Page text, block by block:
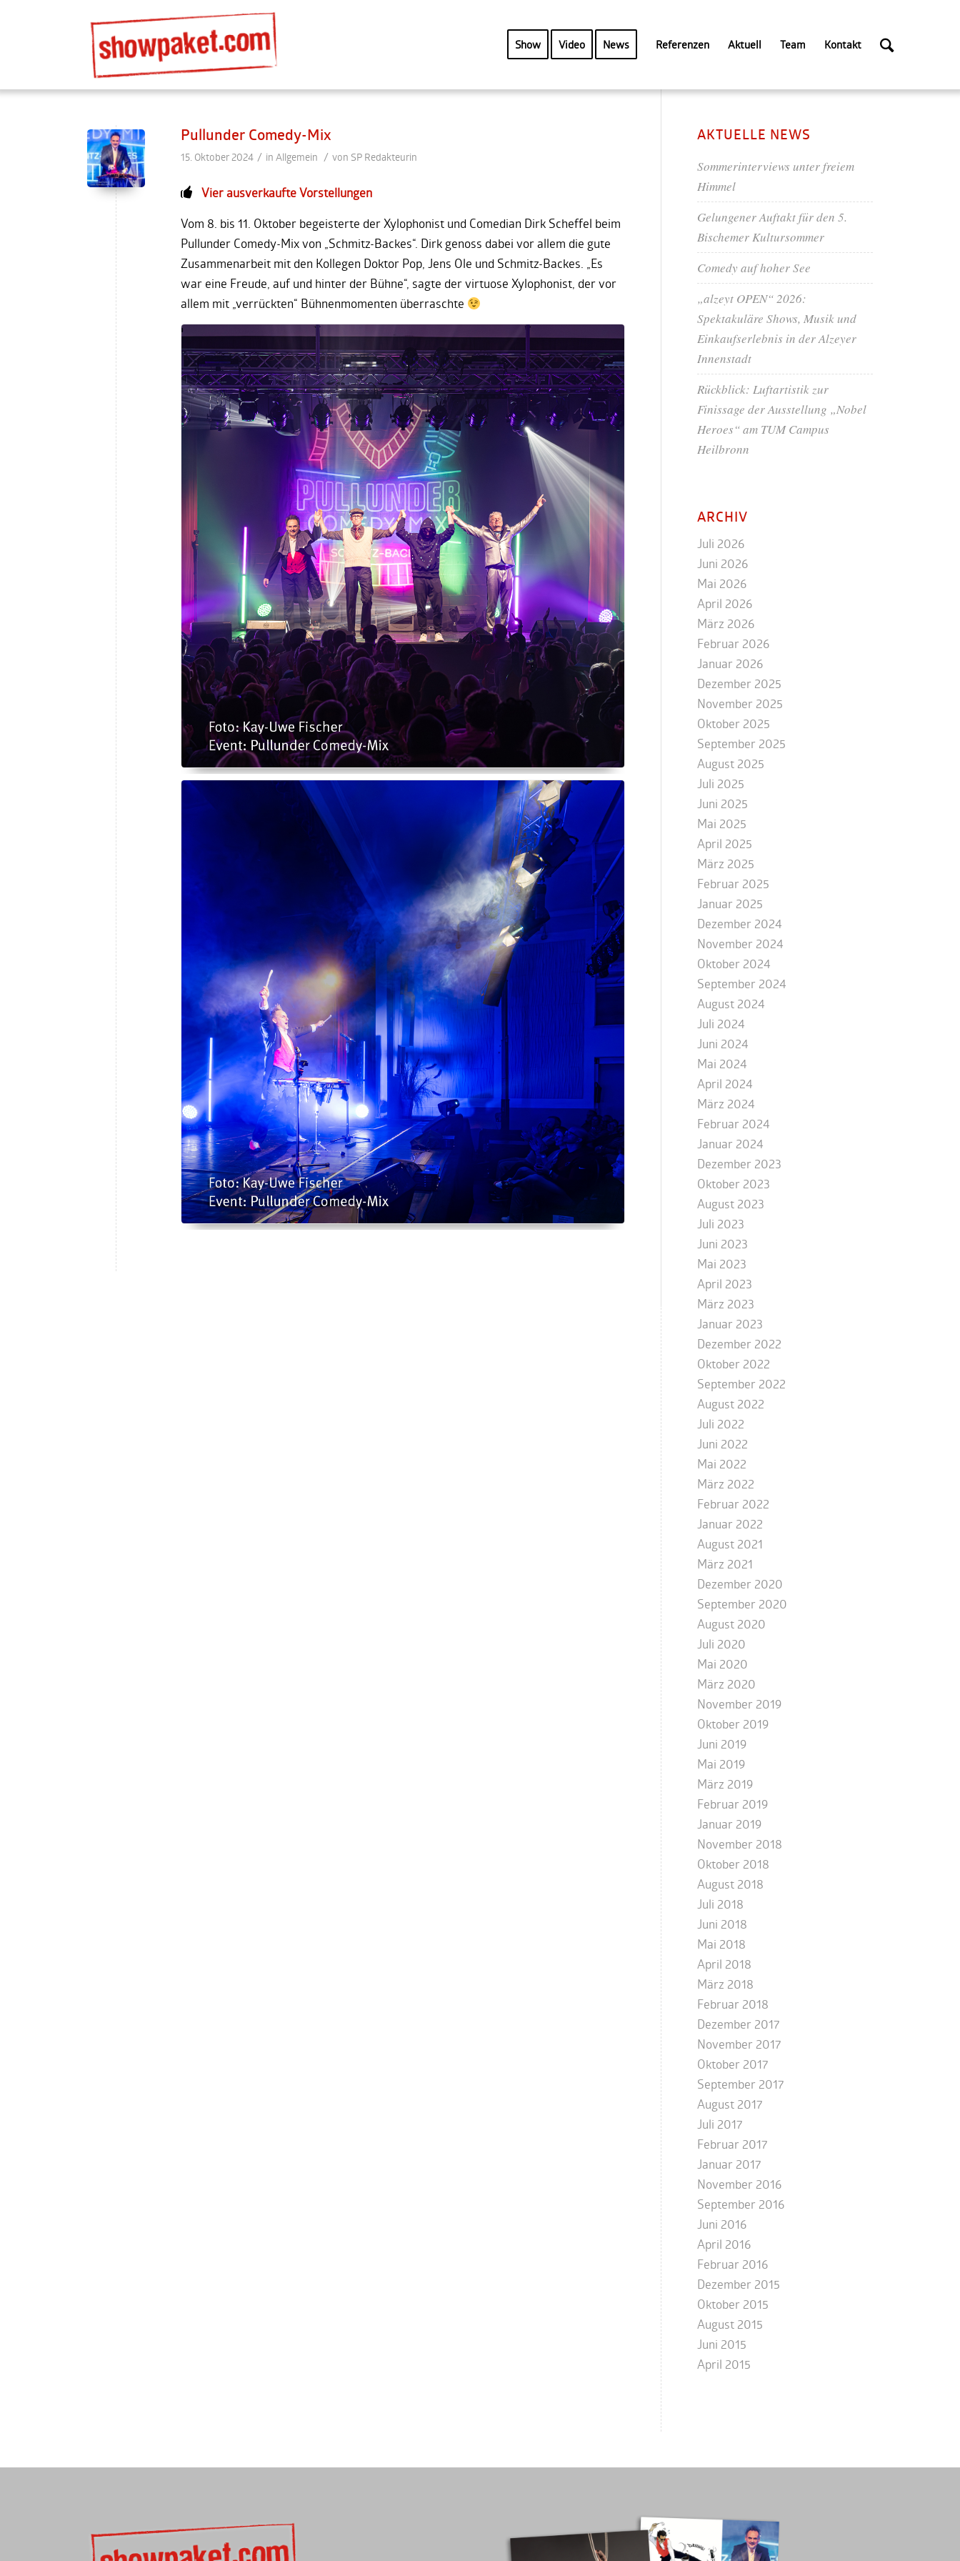
Show Video News Referenzen Aktuell Team Kontakt
Pullunder Comedy-Mix
15. Oktober 2024 / in Allgemein / von SP Redakteurin
Vier ausverkaufte Vorstellungen
Vom 8. bis 11. Oktober begeisterte der Xylophonist und Comedian Dirk Scheffel beim
Pullunder Comedy-Mix von „Schmitz-Backes“. Dirk genoss dabei vor allem die gute
Zusammenarbeit mit den Kollegen Doktor Pop, Jens Ole und Schmitz-Backes. „Es
war eine Freude, auf und hinter der Bühne“, sagte der virtuose Xylophonist, der vor
allem mit „verrückten“ Bühnenmomenten überraschte
AKTUELLE NEWS
Sommerinterviews unter freiem
Himmel
Gelungener Auftakt für den 5.
Bischemer Kultursommer
Comedy auf hoher See
„alzeyt OPEN“ 2026:
Spektakuläre Shows, Musik und
Einkaufserlebnis in der Alzeyer
Innenstadt
Rückblick: Luftartistik zur
Finissage der Ausstellung „Nobel
Heroes“ am TUM Campus
Heilbronn
ARCHIV
Juli 2026
Juni 2026
Mai 2026
April 2026
März 2026
Februar 2026
Januar 2026
Dezember 2025
November 2025
Oktober 2025
September 2025
August 2025
Juli 2025
Juni 2025
Mai 2025
April 2025
März 2025
Februar 2025
Januar 2025
Dezember 2024
November 2024
Oktober 2024
September 2024
August 2024
Juli 2024
Juni 2024
Mai 2024
April 2024
März 2024
Februar 2024
Januar 2024
Dezember 2023
Oktober 2023
August 2023
Juli 2023
Juni 2023
Mai 2023
April 2023
März 2023
Januar 2023
Dezember 2022
Oktober 2022
September 2022
August 2022
Juli 2022
Juni 2022
Mai 2022
März 2022
Februar 2022
Januar 2022
August 2021
März 2021
Dezember 2020
September 2020
August 2020
Juli 2020
Mai 2020
März 2020
November 2019
Oktober 2019
Juni 2019
Mai 2019
März 2019
Februar 2019
Januar 2019
November 2018
Oktober 2018
August 2018
Juli 2018
Juni 2018
Mai 2018
April 2018
März 2018
Februar 2018
Dezember 2017
November 2017
Oktober 2017
September 2017
August 2017
Juli 2017
Februar 2017
Januar 2017
November 2016
September 2016
Juni 2016
April 2016
Februar 2016
Dezember 2015
Oktober 2015
August 2015
Juni 2015
April 2015